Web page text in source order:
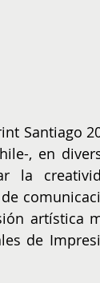
Santiago
, en
la
artística
de